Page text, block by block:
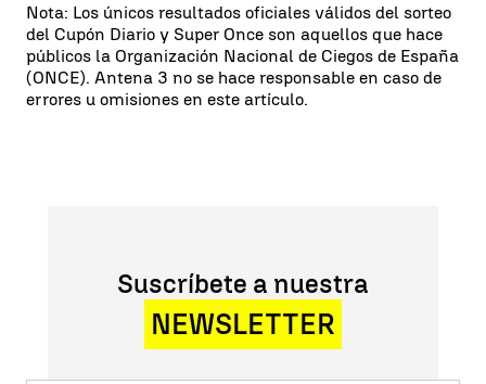
Nota: Los únicos resultados oficiales válidos del sorteo
del Cupón Diario y Super Once son aquellos que hace
públicos la Organización Nacional de Ciegos de España
(ONCE). Antena 3 no se hace responsable en caso de
errores u omisiones en este artículo.
Suscríbete a nuestra
NEWSLETTER